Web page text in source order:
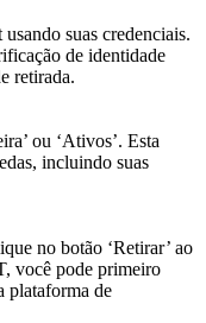
suas credenciais.
de identidade
retirada.
ou ‘Ativos’. Esta
incluindo suas
no botão ‘Retirar’ ao
você pode primeiro
plataforma de